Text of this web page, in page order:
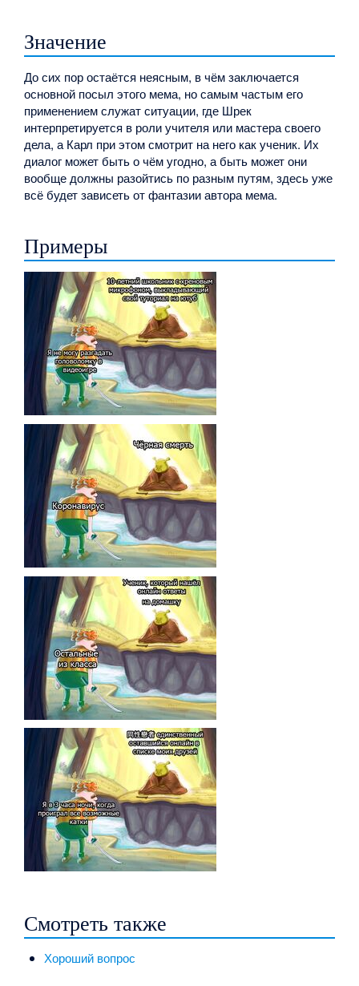
Значение
До сих пор остаётся неясным, в чём заключается
основной посыл этого мема, но самым частым его
применением служат ситуации, где Шрек
интерпретируется в роли учителя или мастера своего
дела, а Карл при этом смотрит на него как ученик. Их
диалог может быть о чём угодно, а быть может они
вообще должны разойтись по разным путям, здесь уже
всё будет зависеть от фантазии автора мема.
Примеры
Смотреть также
Хороший вопрос